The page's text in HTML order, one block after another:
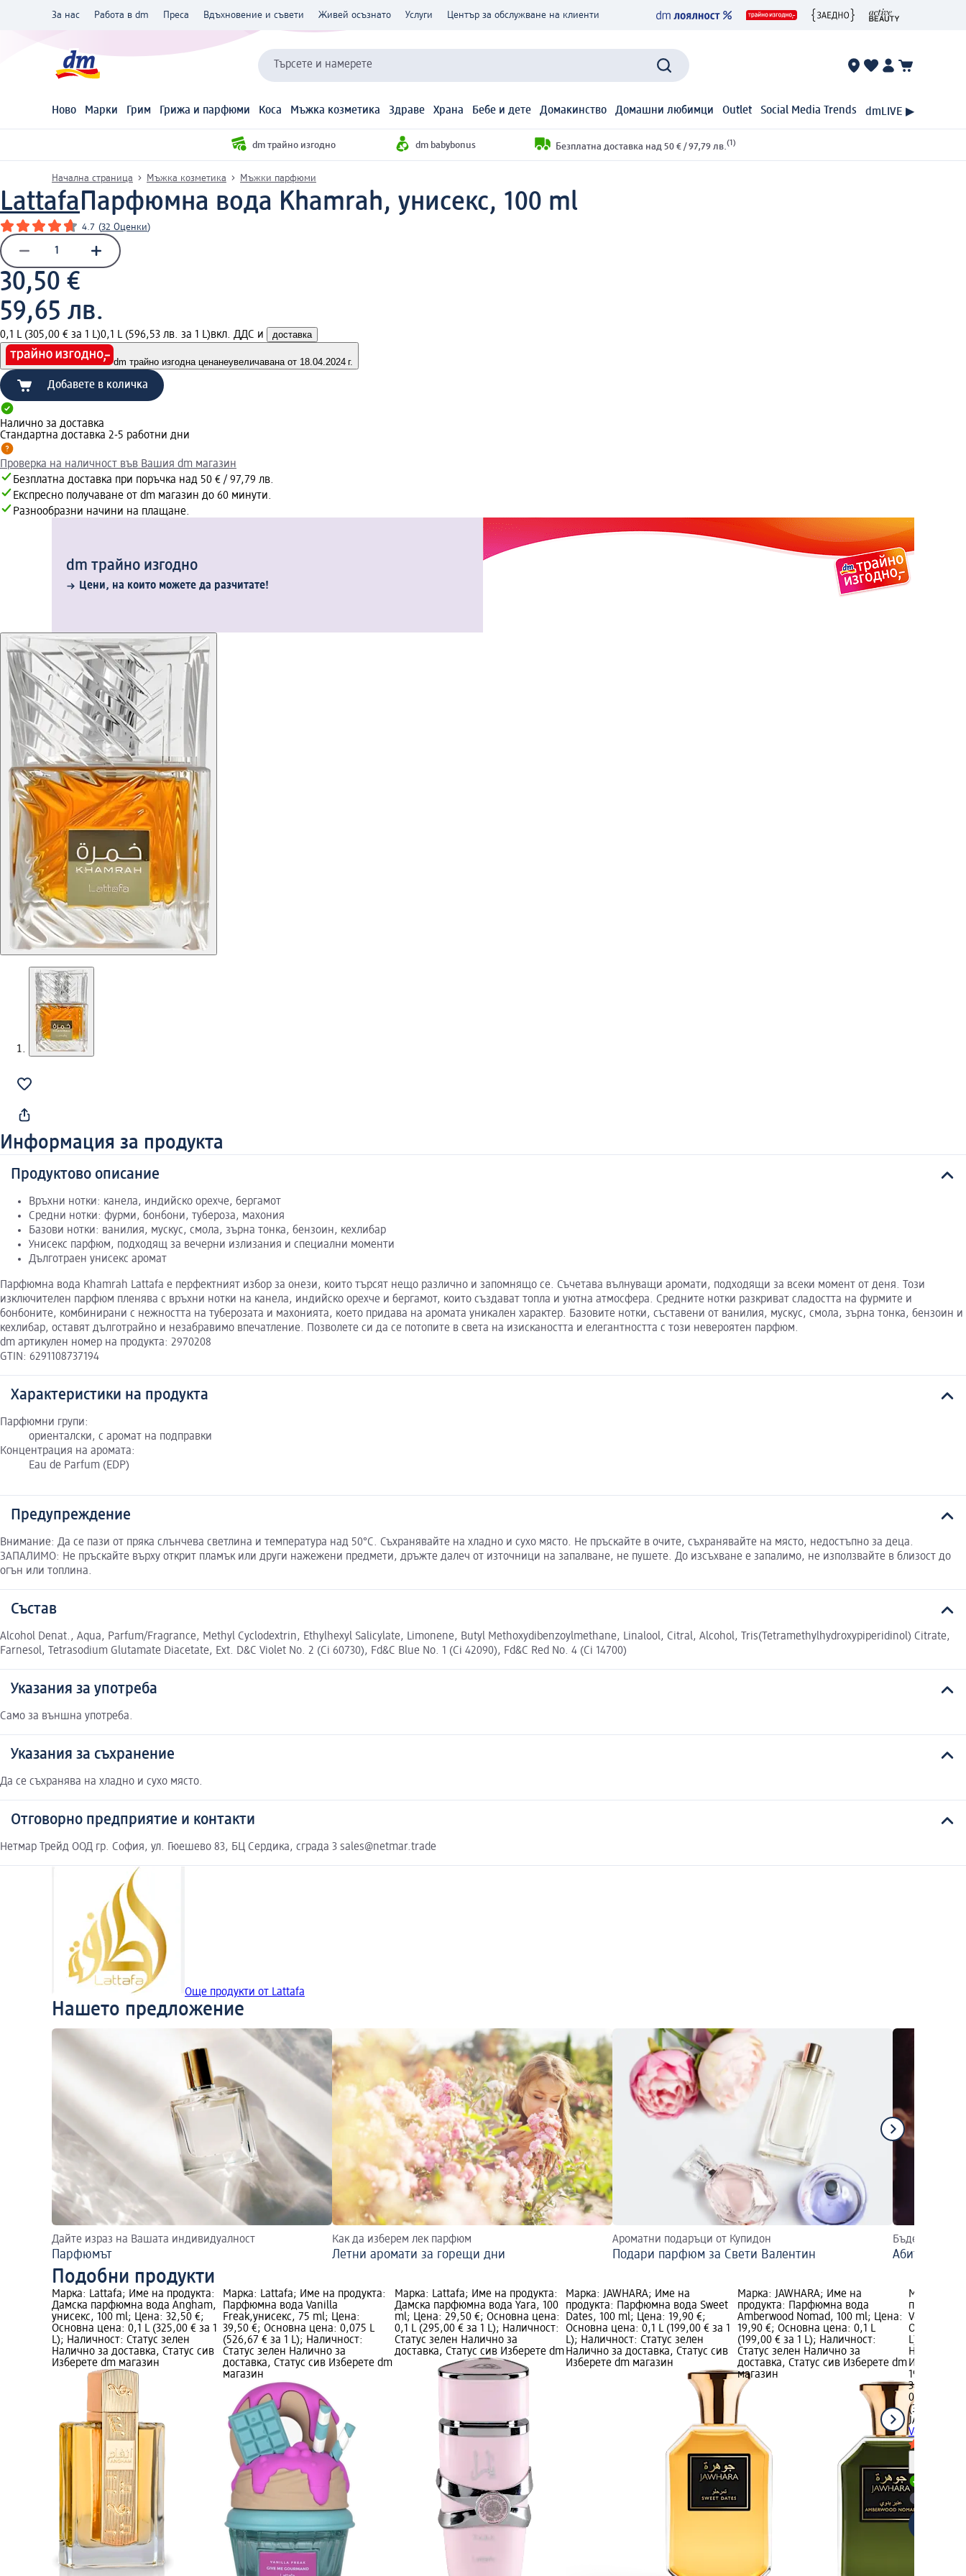
За нас Работа в dm Преса Вдъхновение и съвети Живей осъзнато Услуги Център за обслужване на клиенти
Търсете и намерете
Ново Марки Грим Грижа и парфюми Коса Мъжка козметика Здраве Храна Бебе и дете Домакинство Домашни любимци Outlet Social Media Trends dmLIVE ▶
dm трайно изгодно dm babybonus Безплатна доставка над 50 € / 97,79 лв. (1)
Начална страница Мъжка козметика Мъжки парфюми
LattafaПарфюмна вода Khamrah, унисекс, 100 ml
4.7 (32 Оценки)
30,50 €
59,65 лв.
0,1 L (305,00 € за 1 L)0,1 L (596,53 лв. за 1 L)вкл. ДДС и доставка
dm трайно изгодна ценанеувеличавана от 18.04.2024 г.
Добавете в количка
Налично за доставка
Стандартна доставка 2-5 работни дни
Проверка на наличност във Вашия dm магазин
Безплатна доставка при поръчка над 50 € / 97,79 лв.
Експресно получаване от dm магазин до 60 минути.
Разнообразни начини на плащане.
dm трайно изгодно
Цени, на които можете да разчитате!
Информация за продукта
Продуктово описание
Връхни нотки: канела, индийско орехче, бергамот
Средни нотки: фурми, бонбони, тубероза, махония
Базови нотки: ванилия, мускус, смола, зърна тонка, бензоин, кехлибар
Унисекс парфюм, подходящ за вечерни излизания и специални моменти
Дълготраен унисекс аромат
Парфюмна вода Khamrah Lattafa е перфектният избор за онези, които търсят нещо различно и запомнящо се. Съчетава вълнуващи аромати, подходящи за всеки момент от деня. Този
изключителен парфюм пленява с връхни нотки на канела, индийско орехче и бергамот, които създават топла и уютна атмосфера. Средните нотки разкриват сладостта на фурмите и
бонбоните, комбинирани с нежността на туберозата и махонията, което придава на аромата уникален характер. Базовите нотки, съставени от ванилия, мускус, смола, зърна тонка, бензоин и
кехлибар, оставят дълготрайно и незабравимо впечатление. Позволете си да се потопите в света на изискаността и елегантността с този невероятен парфюм.
dm артикулен номер на продукта: 2970208
GTIN: 6291108737194
Характеристики на продукта
Парфюмни групи:
ориенталски, с аромат на подправки
Концентрация на аромата:
Eau de Parfum (EDP)
Предупреждение
Внимание: Да се пази от пряка слънчева светлина и температура над 50°C. Съхранявайте на хладно и сухо място. Не пръскайте в очите, съхранявайте на място, недостъпно за деца.
ЗАПАЛИМО: Не пръскайте върху открит пламък или други нажежени предмети, дръжте далеч от източници на запалване, не пушете. До изсъхване е запалимо, не използвайте в близост до
огън или топлина.
Състав
Alcohol Denat., Aqua, Parfum/Fragrance, Methyl Cyclodextrin, Ethylhexyl Salicylate, Limonene, Butyl Methoxydibenzoylmethane, Linalool, Citral, Alcohol, Tris(Tetramethylhydroxypiperidinol) Citrate,
Farnesol, Tetrasodium Glutamate Diacetate, Ext. D&C Violet No. 2 (Ci 60730), Fd&C Blue No. 1 (Ci 42090), Fd&C Red No. 4 (Ci 14700)
Указания за употреба
Само за външна употреба.
Указания за съхранение
Да се съхранява на хладно и сухо място.
Отговорно предприятие и контакти
Нетмар Трейд ООД гр. София, ул. Гюешево 83, БЦ Сердика, сграда 3 sales@netmar.trade
Още продукти от Lattafa
Нашето предложение
Дайте израз на Вашата индивидуалност
Парфюмът
Как да изберем лек парфюм
Летни аромати за горещи дни
Ароматни подаръци от Купидон
Подари парфюм за Свети Валентин
Бъдете
Подобни продукти
Марка: Lattafa; Име на продукта:
Дамска парфюмна вода Angham,
унисекс, 100 ml; Цена: 32,50 €;
Основна цена: 0,1 L (325,00 € за 1
L); Наличност: Статус зелен
Налично за доставка, Статус сив
Изберете dm магазин
Марка: Lattafa; Име на продукта:
Парфюмна вода Vanilla
Freak,унисекс, 75 ml; Цена:
39,50 €; Основна цена: 0,075 L
(526,67 € за 1 L); Наличност:
Статус зелен Налично за
доставка, Статус сив Изберете dm
магазин
Марка: Lattafa; Име на продукта:
Дамска парфюмна вода Yara, 100
ml; Цена: 29,50 €; Основна цена:
0,1 L (295,00 € за 1 L); Наличност:
Статус зелен Налично за
доставка, Статус сив Изберете dm
Марка: JAWHARA; Име на
продукта: Парфюмна вода Sweet
Dates, 100 ml; Цена: 19,90 €;
Основна цена: 0,1 L (199,00 € за 1
L); Наличност: Статус зелен
Налично за доставка, Статус сив
Изберете dm магазин
Марка: JAWHARA; Име на
продукта: Парфюмна вода
Amberwood Nomad, 100 ml; Цена:
19,90 €; Основна цена: 0,1 L
(199,00 € за 1 L); Наличност:
Статус зелен Налично за
доставка, Статус сив Изберете dm
магазин
Марка:
продукта:
Velvet, 100
Основна
L);
Налично
Изберете
19,90 €
38,92 лв.
0,1 L
(389,21 лв.
JAWHARA
Velvet, 100